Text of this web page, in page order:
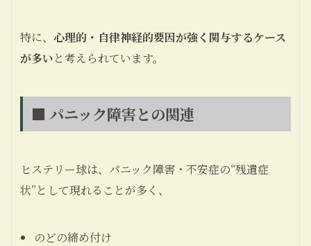
特に、 心理的・自律神経的要因が強く関与するケース
が多いと考えられています。
■ パニック障害との関連
ヒステリー球は、パニック障害・不安症の“残遺症
状”として現れることが多く、
のどの締め付け